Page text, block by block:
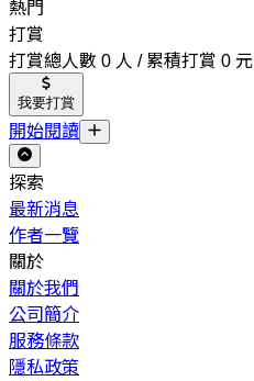
熱門
打賞
打賞總人數 0 人 / 累積打賞 0 元
我要打賞
開始閱讀
探索
最新消息
作者一覽
關於
關於我們
公司簡介
服務條款
隱私政策